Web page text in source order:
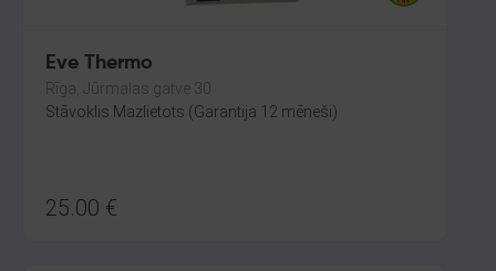
Eve Thermo
Rīga, Jūrmalas gatve 30
Stāvoklis Mazlietots (Garantija 12 mēneši)
25.00 €